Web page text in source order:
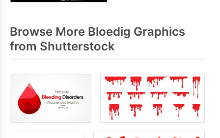
Browse More Bloedig Graphics
from Shutterstock